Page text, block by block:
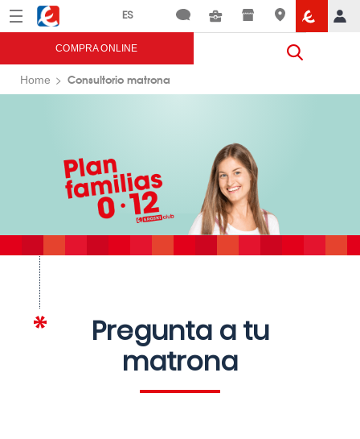
Menú Eroski
COMPRA ONLINE
Home Consultorio matrona
Pregunta a tu
matrona